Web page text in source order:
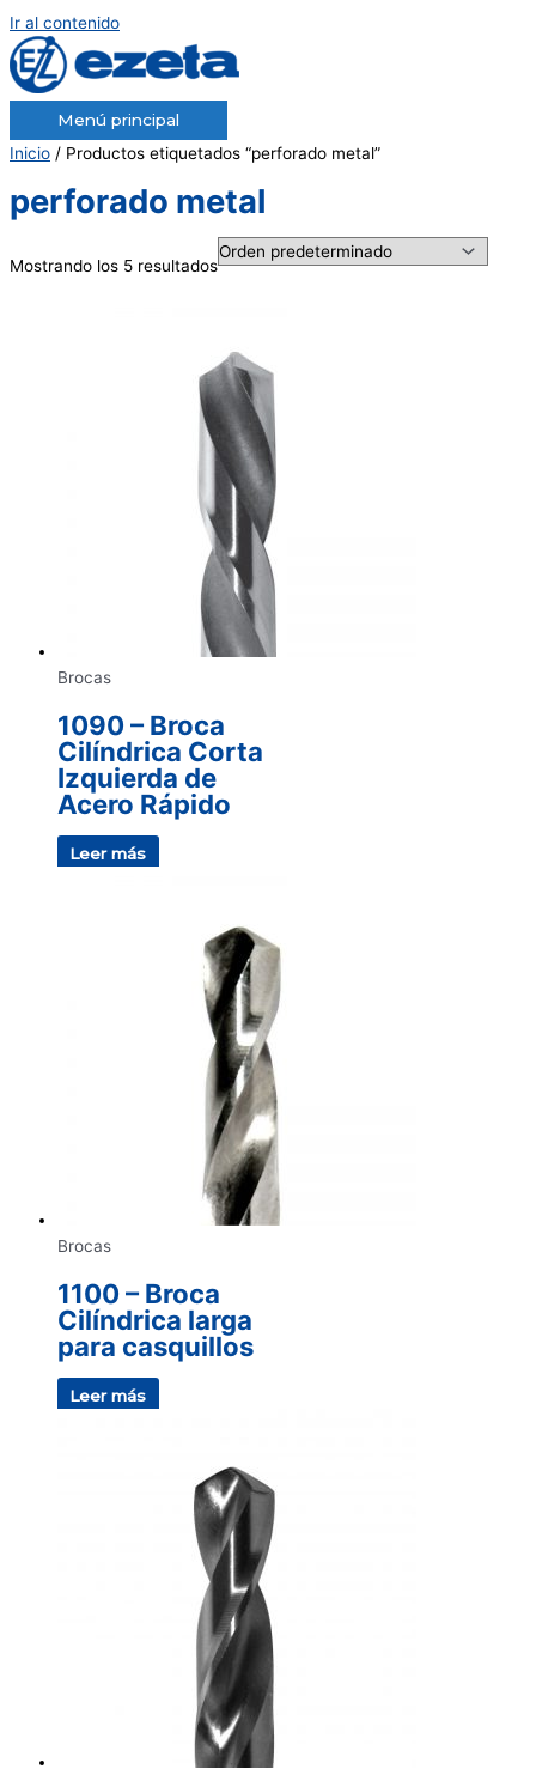
Ir al contenido
Menú principal
Inicio / Productos etiquetados “perforado metal”
perforado metal
Mostrando los 5 resultados
Brocas
1090 – Broca
Cilíndrica Corta
Izquierda de
Acero Rápido
Leer más
Brocas
1100 – Broca
Cilíndrica larga
para casquillos
Leer más